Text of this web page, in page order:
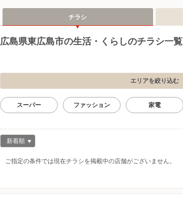
チラシ
広島県東広島市の生活・くらしのチラシ一覧
エリアを絞り込む
スーパー ファッション 家電
新着順
ご指定の条件では現在チラシを掲載中の店舗がございません。